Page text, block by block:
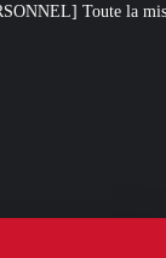
Bagayoko visé